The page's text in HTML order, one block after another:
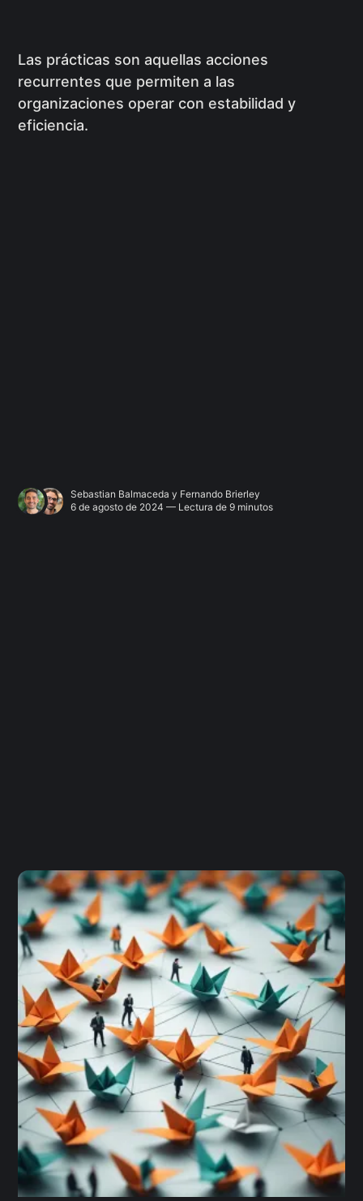
Las prácticas son aquellas acciones
recurrentes que permiten a las
organizaciones operar con estabilidad y
eficiencia.
Sebastian Balmaceda y Fernando Brierley
6 de agosto de 2024 — Lectura de 9 minutos